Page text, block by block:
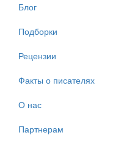
Блог
Подборки
Рецензии
Факты о писателях
О нас
Партнерам